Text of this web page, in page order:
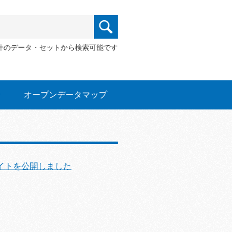
のデータ・セットから検索可能です
オープンデータマップ
トを公開しました